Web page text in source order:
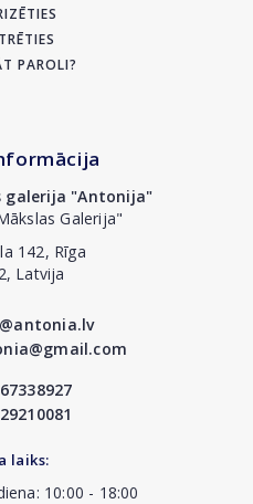
PAROLI?
galerija "Antonija"
Galerija"
142, Rīga
Latvija
laiks:
10:00 - 18:00